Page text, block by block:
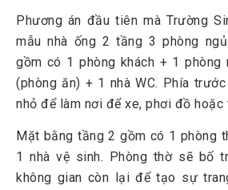
Phương án đầu tiên mà Trường
mẫu nhà ống 2 tầng 3 phòng
gồm có 1 phòng khách + 1 phòng
(phòng ăn) + 1 nhà WC. Phía
nhỏ để làm nơi để xe, phơi đồ hoặc
Mặt bằng tầng 2 gồm có 1 phòng
1 nhà vệ sinh. Phòng thờ sẽ bố
không gian còn lại để tạo sự